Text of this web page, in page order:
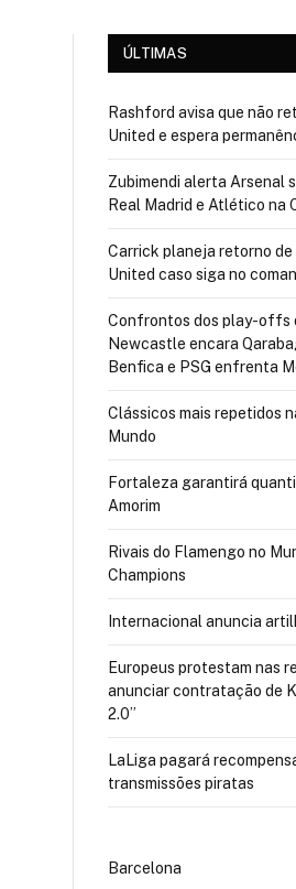
ÚLTIMAS
Rashford avisa que não
United e espera
Zubimendi alerta Arsenal
Real Madrid e Atlético na
Carrick planeja retorno
United caso siga no
Confrontos dos play-offs
Newcastle encara
Benfica e PSG enfrenta
Clássicos mais repetidos
Mundo
Fortaleza garantirá
Amorim
Rivais do Flamengo no
Champions
Internacional anuncia
Europeus protestam nas
anunciar contratação de
2.0”
LaLiga pagará
transmissões piratas
Barcelona